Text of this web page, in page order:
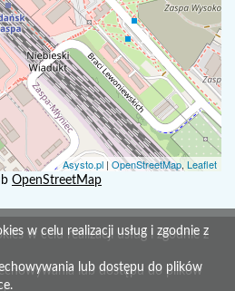
Asysto.pl | OpenStreetMap, Leaflet
OpenStreetMap
w celu realizacji usług i zgodnie z
lub dostępu do plików
w celu realizacji usług i zgodnie z
lub dostępu do plików